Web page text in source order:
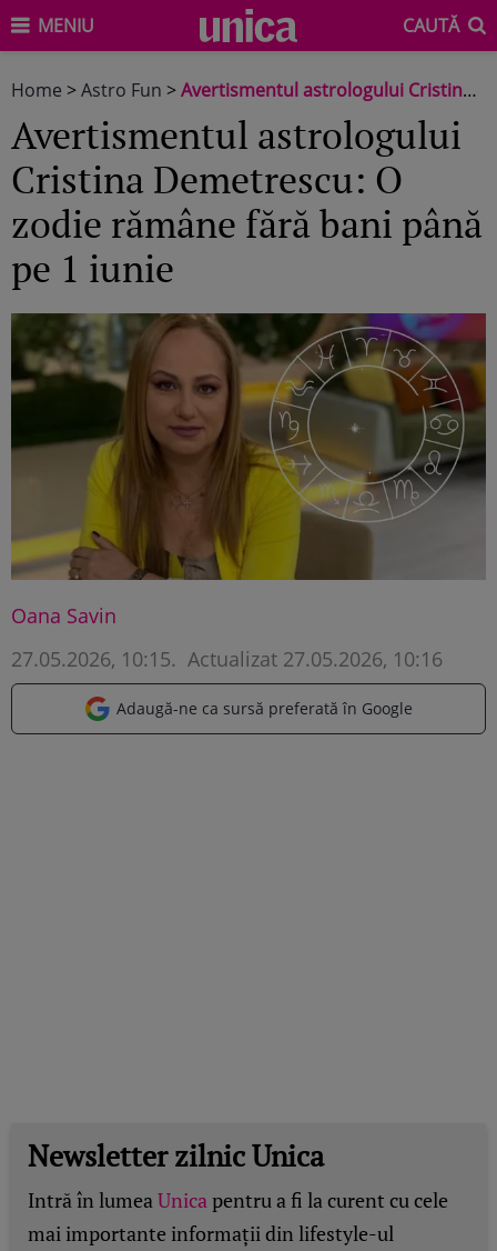
MENIU CAUTĂ
Home >Astro Fun >Avertismentul astrologului Cristina Demetrescu: O zodie rămâne fără bani până pe 1 iunie
Avertismentul astrologului
Cristina Demetrescu: O
zodie rămâne fără bani până
pe 1 iunie
Oana Savin
27.05.2026, 10:15. Actualizat 27.05.2026, 10:16
Adaugă-ne ca sursă preferată în Google
Newsletter zilnic Unica
Intră în lumeaUnicapentru a fi la curent cu cele
mai importante informații din lifestyle-ul